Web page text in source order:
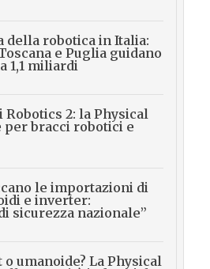
della robotica in Italia:
e Puglia guidano
1,1 miliardi
Robotics 2: la Physical
per bracci robotici e
le importazioni di
e inverter:
sicurezza nazionale”
o umanoide? La Physical